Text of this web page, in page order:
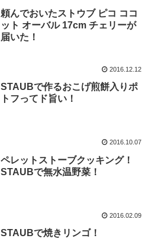
頼んでおいたストウブ ピコ ココ
ット オーバル 17cm チェリーが
届いた！
2016.12.12
STAUBで作るおこげ煎餅入りポ
トフってド旨い！
2016.10.07
ペレットストーブクッキング！
STAUBで無水温野菜！
2016.02.09
STAUBで焼きリンゴ！